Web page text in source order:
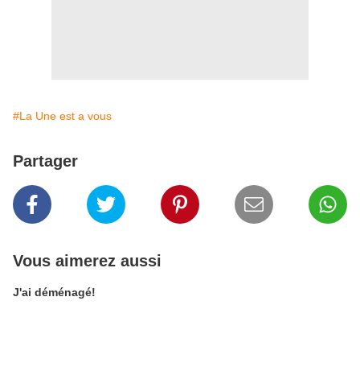
#La Une est a vous
Partager
Vous aimerez aussi
J'ai déménagé!